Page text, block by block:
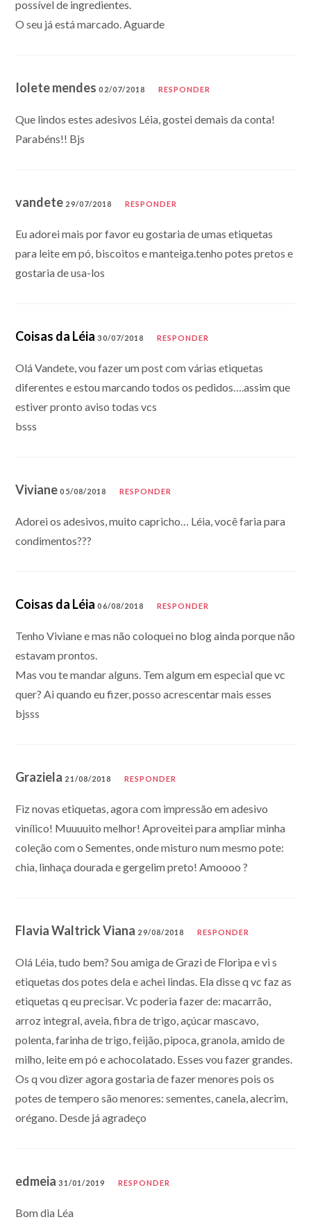
possível de ingredientes.
O seu já está marcado. Aguarde
Iolete mendes02/07/2018 RESPONDER
Que lindos estes adesivos Léia, gostei demais da conta!
Parabéns!! Bjs
vandete 29/07/2018 RESPONDER
Eu adorei mais por favor eu gostaria de umas etiquetas
para leite em pó, biscoitos e manteiga.tenho potes pretos e
gostaria de usa-los
Coisas da Léia 30/07/2018 RESPONDER
Olá Vandete, vou fazer um post com várias etiquetas
diferentes e estou marcando todos os pedidos….assim que
estiver pronto aviso todas vcs
bsss
Viviane05/08/2018 RESPONDER
Adorei os adesivos, muito capricho… Léia, você faria para
condimentos???
Coisas da Léia 06/08/2018 RESPONDER
Tenho Viviane e mas não coloquei no blog ainda porque não
estavam prontos.
Mas vou te mandar alguns. Tem algum em especial que vc
quer? Ai quando eu fizer, posso acrescentar mais esses
bjsss
Graziela 21/08/2018 RESPONDER
Fiz novas etiquetas, agora com impressão em adesivo
vinílico! Muuuuito melhor! Aproveitei para ampliar minha
coleção com o Sementes, onde misturo num mesmo pote:
chia, linhaça dourada e gergelim preto! Amoooo ?
Flavia Waltrick Viana 29/08/2018 RESPONDER
Olá Léia, tudo bem? Sou amiga de Grazi de Floripa e vi s
etiquetas dos potes dela e achei lindas. Ela disse q vc faz as
etiquetas q eu precisar. Vc poderia fazer de: macarrão,
arroz integral, aveia, fibra de trigo, açúcar mascavo,
polenta, farinha de trigo, feijão, pipoca, granola, amido de
milho, leite em pó e achocolatado. Esses vou fazer grandes.
Os q vou dizer agora gostaria de fazer menores pois os
potes de tempero são menores: sementes, canela, alecrim,
orégano. Desde já agradeço
edmeia31/01/2019 RESPONDER
Bom dia Léa